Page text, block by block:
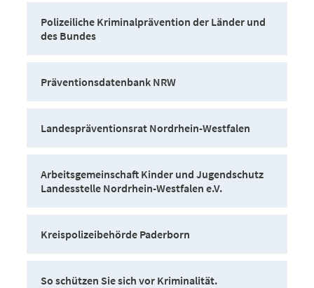
Polizeiliche Kriminalprävention der Länder und
des Bundes
Präventionsdatenbank NRW
Landespräventionsrat Nordrhein-Westfalen
Arbeitsgemeinschaft Kinder und Jugendschutz
Landesstelle Nordrhein-Westfalen e.V.
Kreispolizeibehörde Paderborn
So schützen Sie sich vor Kriminalität.